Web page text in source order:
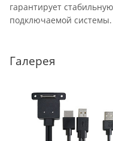
гарантирует
подключаемой системы.
Галерея